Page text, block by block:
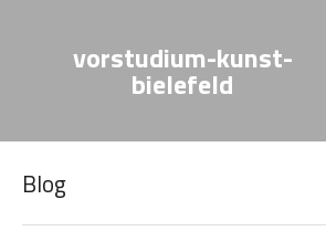
vorstudium-kunst-
bielefeld
Blog